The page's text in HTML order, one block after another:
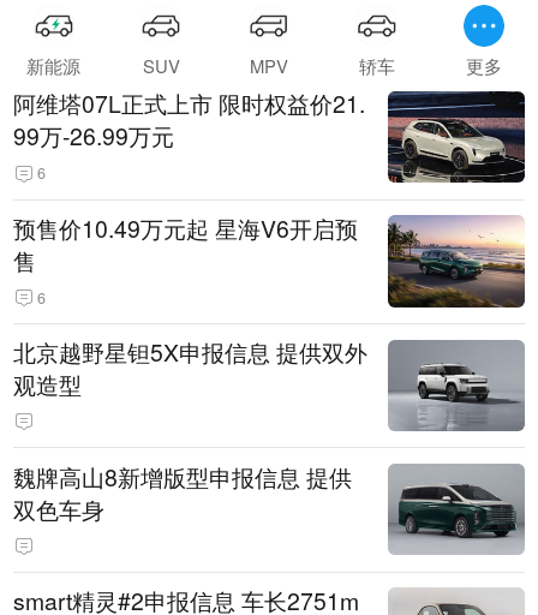
新能源 SUV MPV 轿车 更多
阿维塔07L正式上市 限时权益价21.
99万-26.99万元
6
预售价10.49万元起 星海V6开启预
售
6
北京越野星钽5X申报信息 提供双外
观造型
魏牌高山8新增版型申报信息 提供
双色车身
smart精灵#2申报信息 车长2751m